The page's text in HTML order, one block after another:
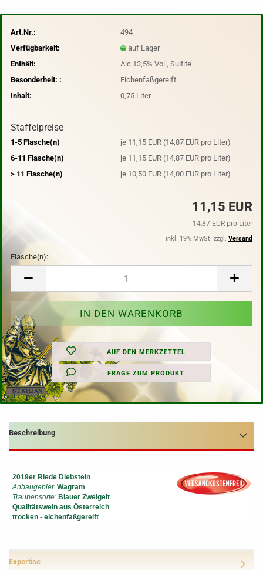
Art.Nr.:
494
Verfügbarkeit:
auf Lager
Enthält:
Alc.13,5% Vol., Sulfite
Besonderheit: :
Eichenfaßgereift
Inhalt:
0,75 Liter
Staffelpreise
1-5 Flasche(n)
je 11,15 EUR (14,87 EUR pro Liter)
6-11 Flasche(n)
je 11,15 EUR (14,87 EUR pro Liter)
> 11 Flasche(n)
je 10,50 EUR (14,00 EUR pro Liter)
11,15 EUR
14,87 EUR pro Liter
inkl. 19% MwSt. zzgl. Versand
Flasche(n):
AUF DEN MERKZETTEL
FRAGE ZUM PRODUKT
Beschreibung
2019er Riede Diebstein
Anbaugebiet: Wagram
Traubensorte: Blauer Zweigelt
Qualitätswein aus Österreich
trocken - eichenfaßgereift
Expertise